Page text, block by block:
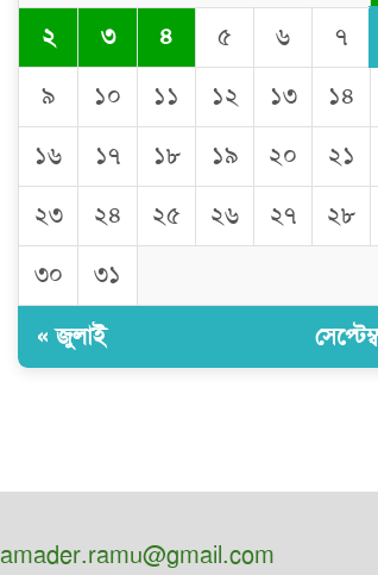
২ ৩ ৪ ৫ ৬ ৭
৯ ১০ ১১ ১২ ১৩ ১৪
১৬
১৭ ১৮ ১৯ ২০ ২১
২৩
২৪ ২৫ ২৬ ২৭ ২৮
৩০
৩১
« জুলাই
amader.ramu@gmail.com